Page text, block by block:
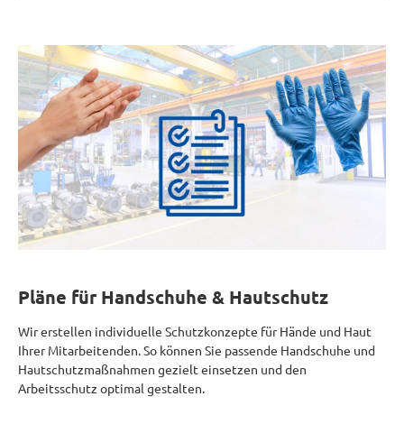
Pläne für Handschuhe & Hautschutz
Wir erstellen individuelle Schutzkonzepte für Hände und Haut
Ihrer Mitarbeitenden. So können Sie passende Handschuhe und
Hautschutzmaßnahmen gezielt einsetzen und den
Arbeitsschutz optimal gestalten.